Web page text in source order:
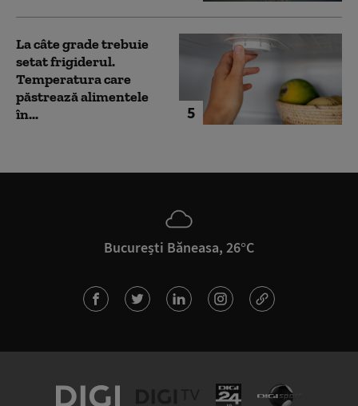
5
La câte grade trebuie
setat frigiderul.
Temperatura care
păstrează alimentele
în...
București Băneasa, 26°C